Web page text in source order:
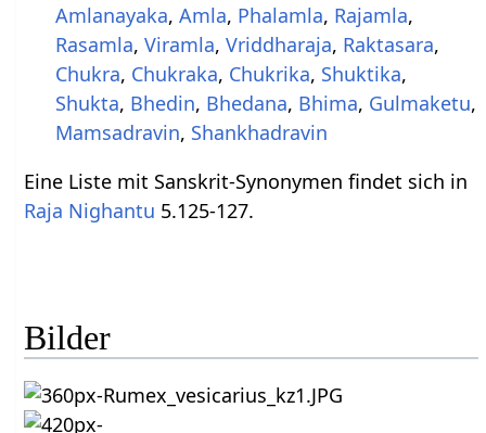
Amlanayaka, Amla, Phalamla, Rajamla,
Rasamla, Viramla, Vriddharaja, Raktasara,
Chukra, Chukraka, Chukrika, Shuktika,
Shukta, Bhedin, Bhedana, Bhima, Gulmaketu,
Mamsadravin, Shankhadravin
Eine Liste mit Sanskrit-Synonymen findet sich in
Raja Nighantu 5.125-127.
Bilder